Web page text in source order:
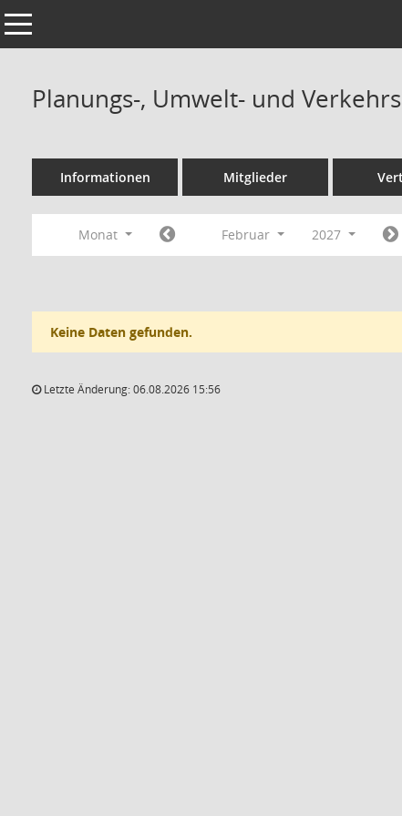
Toggle navigation
Planungs-, Umwelt- und
Informationen Mitglieder
Monat Februar 2027
Keine Daten gefunden.
Letzte Änderung: 06.08.2026 15:56